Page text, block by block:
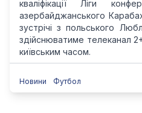
кваліфікації Ліги
азербайджанського
зустрічі з польського
здійснюватиме телеканал
київським часом.
Новини Футбол